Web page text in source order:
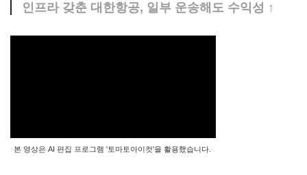
인프라 갖춘 대한항공, 일부 운송해도 수익성 ↑
본 영상은 AI 편집 프로그램 '토마토아이컷'을 활용했습니다.